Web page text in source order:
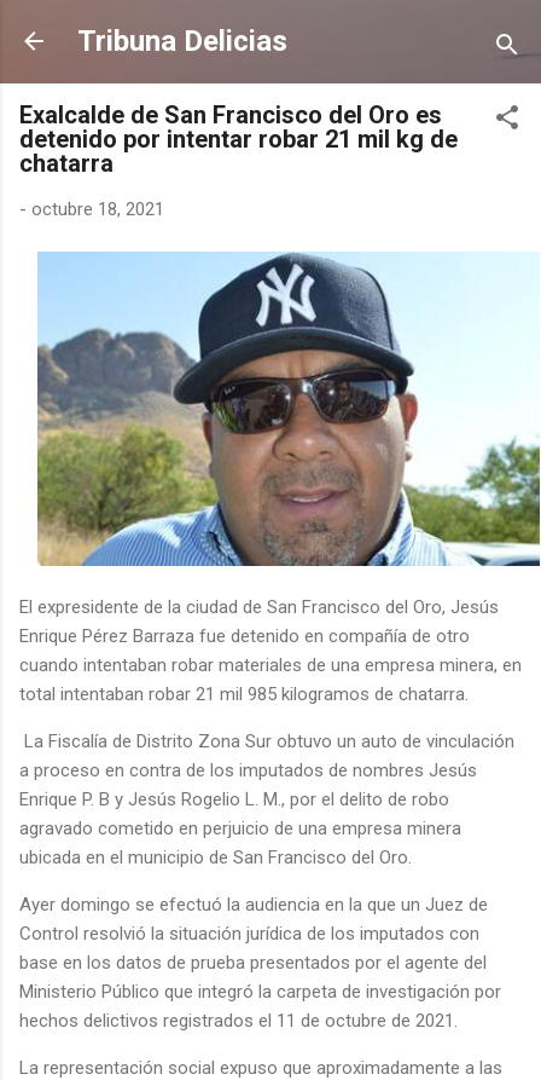
Ir al contenido principal
Tribuna Delicias
Exalcalde de San Francisco del Oro es
detenido por intentar robar 21 mil kg de
chatarra
- octubre 18, 2021
El expresidente de la ciudad de San Francisco del Oro, Jesús
Enrique Pérez Barraza fue detenido en compañía de otro
cuando intentaban robar materiales de una empresa minera, en
total intentaban robar 21 mil 985 kilogramos de chatarra.
La Fiscalía de Distrito Zona Sur obtuvo un auto de vinculación
a proceso en contra de los imputados de nombres Jesús
Enrique P. B y Jesús Rogelio L. M., por el delito de robo
agravado cometido en perjuicio de una empresa minera
ubicada en el municipio de San Francisco del Oro.
Ayer domingo se efectuó la audiencia en la que un Juez de
Control resolvió la situación jurídica de los imputados con
base en los datos de prueba presentados por el agente del
Ministerio Público que integró la carpeta de investigación por
hechos delictivos registrados el 11 de octubre de 2021.
La representación social expuso que aproximadamente a las